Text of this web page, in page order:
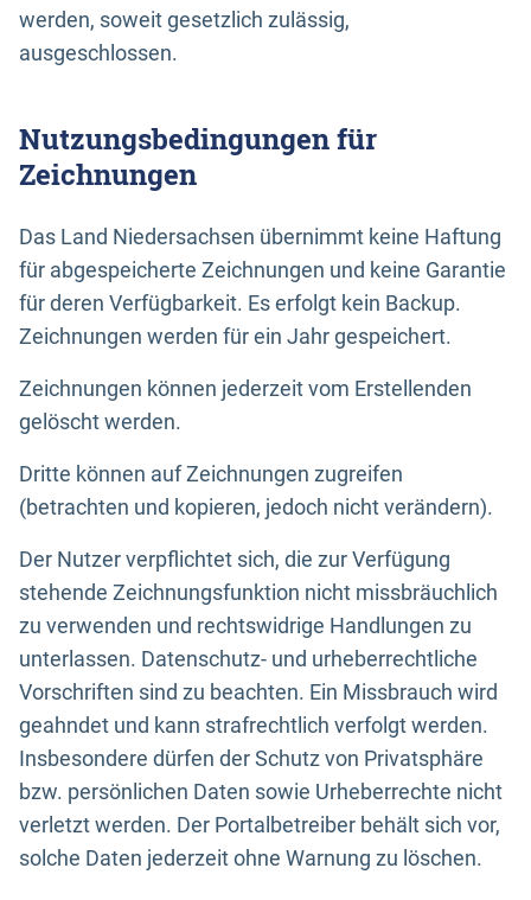
werden, soweit gesetzlich zulässig,
ausgeschlossen.
Nutzungsbedingungen für
Zeichnungen
Das Land Niedersachsen übernimmt keine Haftung
für abgespeicherte Zeichnungen und keine Garantie
für deren Verfügbarkeit. Es erfolgt kein Backup.
Zeichnungen werden für ein Jahr gespeichert.
Zeichnungen können jederzeit vom Erstellenden
gelöscht werden.
Dritte können auf Zeichnungen zugreifen
(betrachten und kopieren, jedoch nicht verändern).
Der Nutzer verpflichtet sich, die zur Verfügung
stehende Zeichnungsfunktion nicht missbräuchlich
zu verwenden und rechtswidrige Handlungen zu
unterlassen. Datenschutz- und urheberrechtliche
Vorschriften sind zu beachten. Ein Missbrauch wird
geahndet und kann strafrechtlich verfolgt werden.
Insbesondere dürfen der Schutz von Privatsphäre
bzw. persönlichen Daten sowie Urheberrechte nicht
verletzt werden. Der Portalbetreiber behält sich vor,
solche Daten jederzeit ohne Warnung zu löschen.